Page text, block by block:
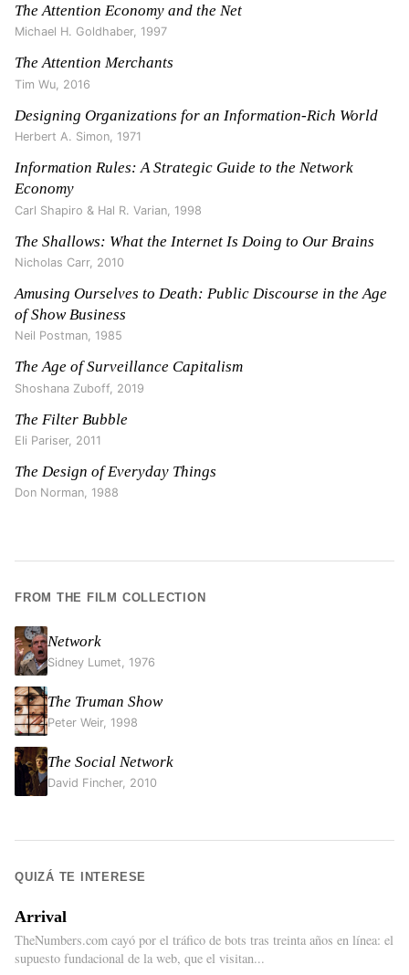
The Attention Economy and the Net
Michael H. Goldhaber, 1997
The Attention Merchants
Tim Wu 2016
Designing Organizations for an Information-Rich World
Herbert A. Simon, 1971
Information Rules: A Strategic Guide to the Network
Economy
Carl Shapiro & Hal R. Varian 1998
The Shallows: What the Internet Is Doing to Our Brains
Nicholas Carr, 2010
Amusing Ourselves to Death: Public Discourse in the Age
of Show Business
Neil Postman, 1985
The Age of Surveillance Capitalism
Shoshana Zuboff 2019
The Filter Bubble
Eli Pariser, 2011
The Design of Everyday Things
Don Norman, 1988
FROM THE FILM COLLECTION
Network
Sidney Lumet, 1976
The Truman Show
Peter Weir, 1998
The Social Network
David Fincher, 2010
QUIZÁ TE INTERESE
Arrival
TheNumbers.com cayó por el tráfico de bots tras treinta años en línea: el
supuesto fundacional de la web, que el visitan...